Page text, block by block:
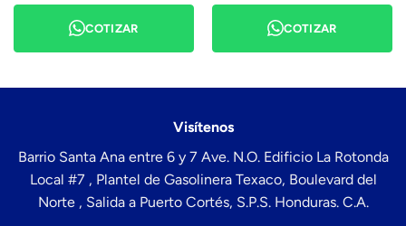
COTIZAR COTIZAR
Visítenos
Barrio Santa Ana entre 6 y 7 Ave. N.O. Edificio La Rotonda
Local #7 , Plantel de Gasolinera Texaco, Boulevard del
Norte , Salida a Puerto Cortés, S.P.S. Honduras. C.A.